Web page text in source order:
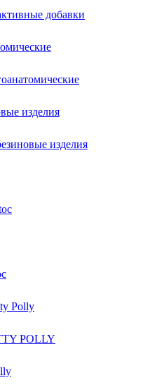
добавки
изделия
изделия
Polly
POLLY